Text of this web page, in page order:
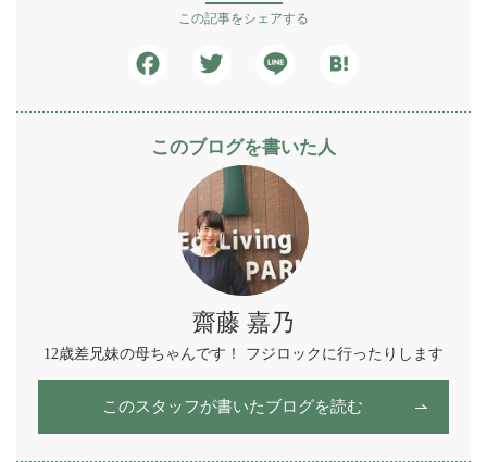
この記事をシェアする
このブログを書いた人
齋藤 嘉乃
12歳差兄妹の母ちゃんです！ フジロックに行ったりします
このスタッフが書いたブログを読む